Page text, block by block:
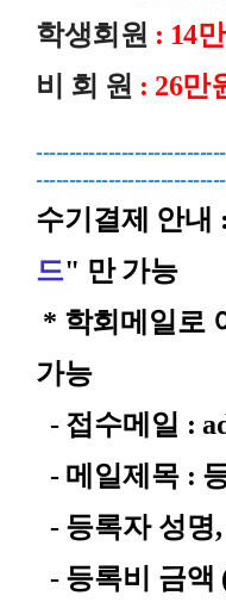
학생회원 : 14
비 회 원 : 26만
수기결제 안내
드" 만 가능
* 학회메일로
가능
- 접수메일 :
- 메일제목 :
- 등록자 성명
- 등록비 금액